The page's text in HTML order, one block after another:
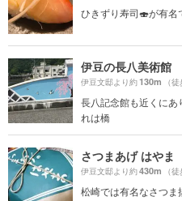
ひきずり寿司🍣が有名
伊豆の長八美術館
伊豆文邸より約130m （
長八記念館も近くにあ
れは橋
さつまあげ はやま
伊豆文邸より約430m （
松崎では有名なさつま